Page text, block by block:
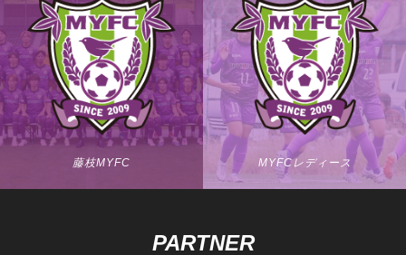
藤枝MYFC MYFCレディース
PARTNER